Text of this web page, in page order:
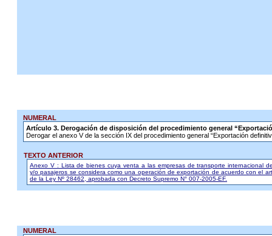
NUMERAL
Artículo 3. Derogación de disposición del procedimiento general
Derogar el anexo V de la sección IX del procedimiento general “Exportación
TEXTO ANTERIOR
Anexo V : Lista de bienes cuya venta a las empresas de transporte internacional
y/o pasajeros se considera como una operación de exportación de acuerdo con el
de la Ley Nº 28462, aprobada con Decreto Supremo N° 007-2005-EF.
NUMERAL